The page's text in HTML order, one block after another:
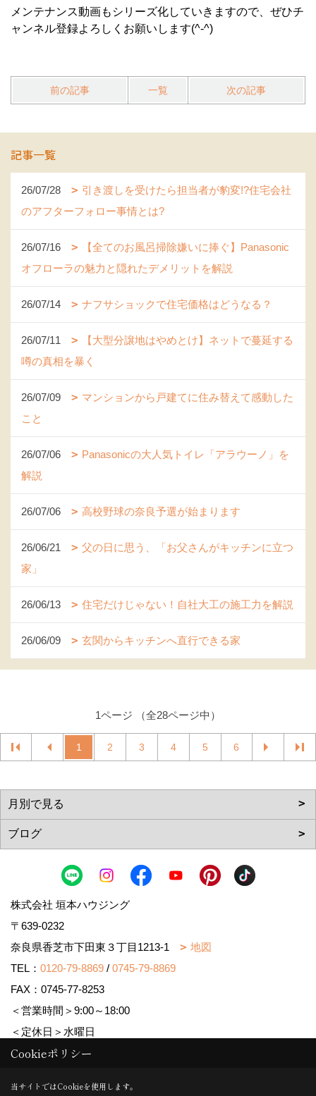
メンテナンス動画もシリーズ化していきますので、ぜひチ
ャンネル登録よろしくお願いします(^-^)
前の記事 一覧 次の記事
記事一覧
26/07/28
引き渡しを受けたら担当者が豹変!?住宅会社
のアフターフォロー事情とは?
26/07/16
【全てのお風呂掃除嫌いに捧ぐ】Panasonic
オフローラの魅力と隠れたデメリットを解説
26/07/14 ナフサショックで住宅価格はどうなる？
26/07/11
【大型分譲地はやめとけ】ネットで蔓延する
噂の真相を暴く
26/07/09
マンションから戸建てに住み替えて感動した
こと
26/07/06
Panasonicの大人気トイレ「アラウーノ」を
解説
26/07/06 高校野球の奈良予選が始まります
26/06/21
父の日に思う、「お父さんがキッチンに立つ
家」
26/06/13 住宅だけじゃない！自社大工の施工力を解説
26/06/09 玄関からキッチンへ直行できる家
1ページ （全28ページ中）
1 2 3 4 5 6
株式会社 垣本ハウジング
〒639-0232
奈良県香芝市下田東３丁目1213-1
地図
TEL： 0120-79-8869 / 0745-79-8869
FAX：0745-77-8253
＜営業時間＞9:00～18:00
＜定休日＞水曜日
Copyright (c) MAJISUMA. All Rights Reserved.
Cookieポリシー
当サイトではCookieを使用します。